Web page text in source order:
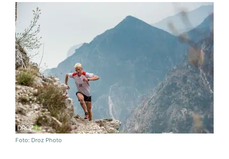
Foto: Droz Photo